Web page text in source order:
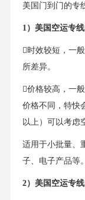
美国门到门的专
1）美国空运专
时效较短，一
所差异。
价格较高，一
价格不同，特快
以上）可以考虑
适用于小批量、
子、电子产品等。
2）美国空运专线